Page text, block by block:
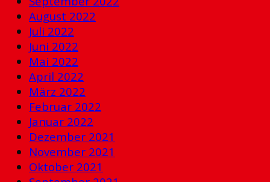
August 2022
Juli 2022
Juni 2022
Mai 2022
April 2022
März 2022
Februar 2022
Januar 2022
Dezember 2021
November 2021
Oktober 2021